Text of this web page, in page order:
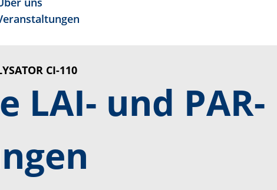
CI-110
LAI- und PAR-